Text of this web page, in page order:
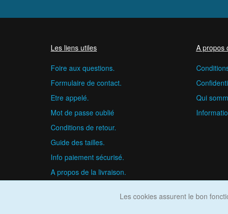
Les liens utiles
Foire aux questions.
Formulaire de contact.
Etre appelé.
Mot de passe oublié
Conditions de retour.
Guide des tailles.
Info paiement sécurisé.
A propos de la livraison.
A propos
Qui
Les cookies assurent le bon